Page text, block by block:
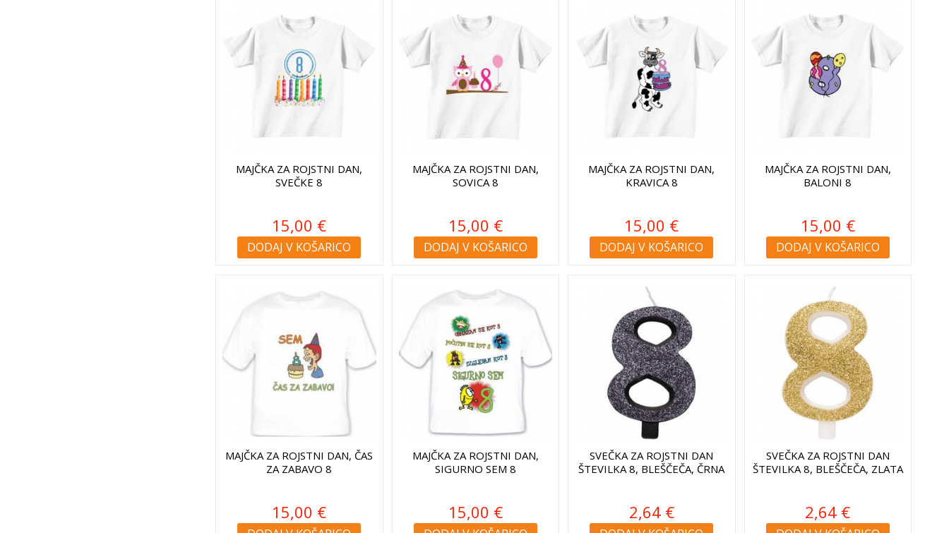
MAJČKA ZA ROJSTNI DAN,
SVEČKE 8
15,00 €
DODAJ V KOŠARICO
MAJČKA ZA ROJSTNI DAN,
SOVICA 8
15,00 €
DODAJ V KOŠARICO
MAJČKA ZA ROJSTNI DAN,
KRAVICA 8
15,00 €
DODAJ V KOŠARICO
MAJČKA ZA ROJSTNI DAN,
BALONI 8
15,00 €
DODAJ V KOŠARICO
MAJČKA ZA ROJSTNI DAN, ČAS
ZA ZABAVO 8
15,00 €
MAJČKA ZA ROJSTNI DAN,
SIGURNO SEM 8
15,00 €
SVEČKA ZA ROJSTNI DAN
ŠTEVILKA 8, BLEŠČEČA, ČRNA
2,64 €
SVEČKA ZA ROJSTNI DAN
ŠTEVILKA 8, BLEŠČEČA, ZLATA
2,64 €